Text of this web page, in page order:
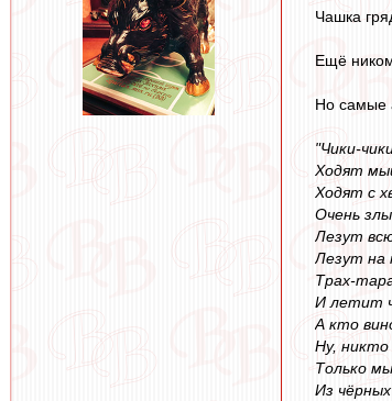
Чашка
Ещё
Но самые
"Чики-
Ходят
Ходят с
Очень
Лезут
Лезут на
Трах-
И летит
А кто
Ну, никто
Только
Из